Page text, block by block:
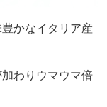
かなイタリア産
わりウマウマ倍